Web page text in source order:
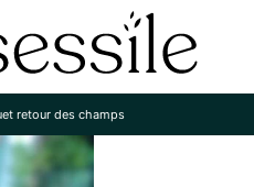
retour des champs